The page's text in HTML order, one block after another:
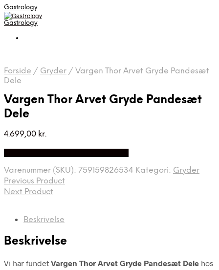
Gastrology
Gastrology
Forside / Gryder / Vargen Thor Arvet Gryde Pandesæt
Dele
Vargen Thor Arvet Gryde Pandesæt
Dele
4.699,00 kr.
Varenummer (SKU): 759159826534 Kategori: Gryder
Previous Product
Next Product
Beskrivelse
Beskrivelse
Vi har fundet Vargen Thor Arvet Gryde Pandesæt Dele hos